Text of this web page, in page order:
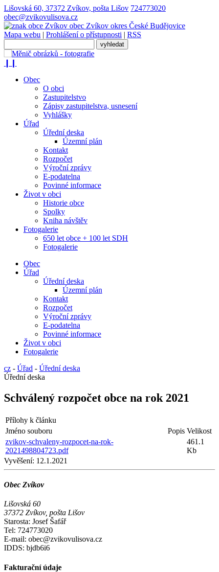
Lišovská 60, 37372 Zvíkov, pošta Lišov 724773020
obec@zvikovulisova.cz
obec Zvíkov okres České Budějovice
Mapa webu | Prohlášení o přístupnosti | RSS
Obec
O obci
Zastupitelstvo
Zápisy zastupitelstva, usnesení
Vyhlášky
Úřad
Úřední deska
Územní plán
Kontakt
Rozpočet
Výroční zprávy
E-podatelna
Povinné informace
Život v obci
Historie obce
Spolky
Kniha návštěv
Fotogalerie
650 let obce + 100 let SDH
Fotogalerie
Obec
Úřad
Úřední deska
Územní plán
Kontakt
Rozpočet
Výroční zprávy
E-podatelna
Povinné informace
Život v obci
Fotogalerie
cz - Úřad - Úřední deska
Úřední deska
Schválený rozpočet obce na rok 2021
Přílohy k článku
Jméno souboru
Popis Velikost
zvikov-schvaleny-rozpocet-na-rok-
2021498804723.pdf
461.1
Kb
Vyvěšení: 12.1.2021
Obec Zvíkov
Lišovská 60
37372 Zvíkov, pošta Lišov
Starosta: Josef Šafář
Tel: 724773020
E-mail: obec@zvikovulisova.cz
IDDS: bjdb6i6
Fakturační údaje